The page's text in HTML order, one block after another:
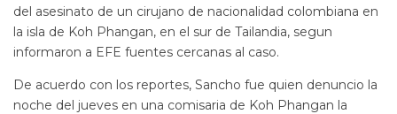
del asesinato de un cirujano de nacionalidad colombiana en
la isla de Koh Phangan, en el sur de Tailandia, segun
informaron a EFE fuentes cercanas al caso.
De acuerdo con los reportes, Sancho fue quien denuncio la
noche del jueves en una comisaria de Koh Phangan la